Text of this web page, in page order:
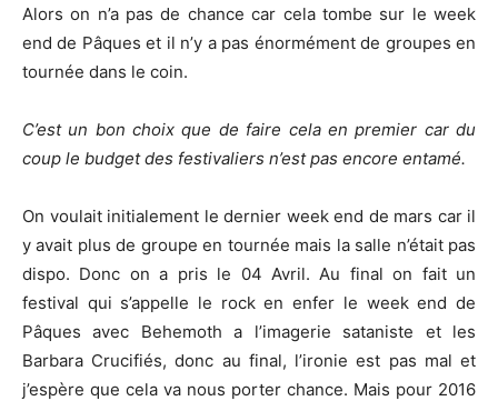
Alors on n’a pas de chance car cela tombe sur le week
end de Pâques et il n’y a pas énormément de groupes en
tournée dans le coin.
C’est un bon choix que de faire cela en premier car du
coup le budget des festivaliers n’est pas encore entamé.
On voulait initialement le dernier week end de mars car il
y avait plus de groupe en tournée mais la salle n’était pas
dispo. Donc on a pris le 04 Avril. Au final on fait un
festival qui s’appelle le rock en enfer le week end de
Pâques avec Behemoth a l’imagerie sataniste et les
Barbara Crucifiés, donc au final, l’ironie est pas mal et
j’espère que cela va nous porter chance. Mais pour 2016